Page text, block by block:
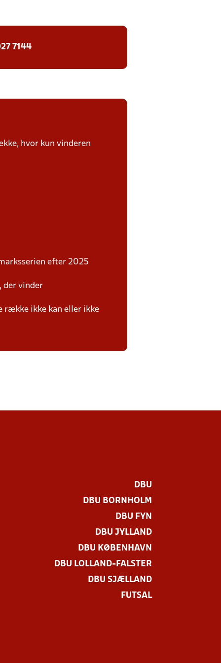
7144
hvor kun vinderen
efter 2025
der vinder
række ikke kan eller ikke
DBU
DBU BORNHOLM
DBU FYN
DBU JYLLAND
DBU KØBENHAVN
DBU LOLLAND-FALSTER
DBU SJÆLLAND
FUTSAL